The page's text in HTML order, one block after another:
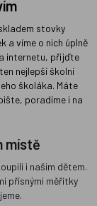
stovky
a víme o nich úplně
internetu, přijďte
nejlepší školní
školáka. Máte
poradíme i na
místě
i našim dětem.
přísnými měřítky